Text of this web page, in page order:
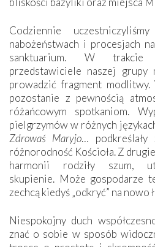
Codziennie
nabożeństwach i procesjach
sanktuarium. W trakcie
przedstawiciele naszej grupy
prowadzić fragment
pozostanie z pewnością
różańcowym spotkaniom.
pielgrzymów w różnych
Zdrowaś Maryjo…
różnorodność Kościoła. Z
harmonii rodziły szum,
skupienie. Może gospodarze
zechcą kiedyś „odkryć” na nowo
Niespokojny duch
znać o sobie w sposób